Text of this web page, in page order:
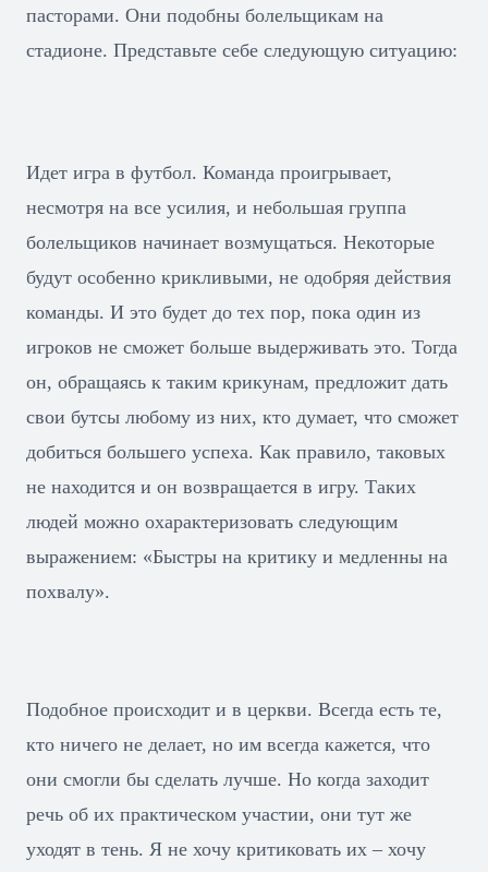
пасторами. Они подобны болельщикам на
стадионе. Представьте себе следующую ситуацию:
Идет игра в футбол. Команда проигрывает,
несмотря на все усилия, и небольшая группа
болельщиков начинает возмущаться. Некоторые
будут особенно крикливыми, не одобряя действия
команды. И это будет до тех пор, пока один из
игроков не сможет больше выдерживать это. Тогда
он, обращаясь к таким крикунам, предложит дать
свои бутсы любому из них, кто думает, что сможет
добиться большего успеха. Как правило, таковых
не находится и он возвращается в игру. Таких
людей можно охарактеризовать следующим
выражением: «Быстры на критику и медленны на
похвалу».
Подобное происходит и в церкви. Всегда есть те,
кто ничего не делает, но им всегда кажется, что
они смогли бы сделать лучше. Но когда заходит
речь об их практическом участии, они тут же
уходят в тень. Я не хочу критиковать их – хочу